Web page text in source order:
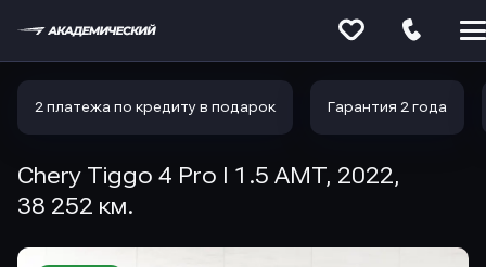
2 платежа по кредиту в подарок Гарантия 2 года
Chery Tiggo 4 Pro I 1.5 AMT, 2022,
38 252 км.